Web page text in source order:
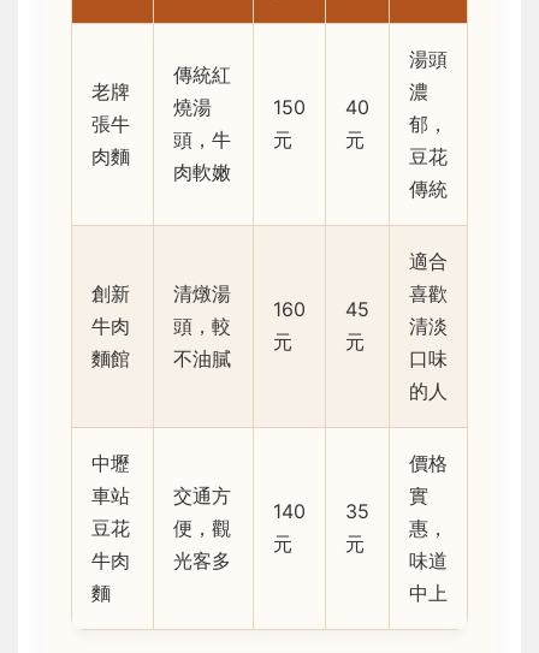
老牌
張牛
肉麵
傳統紅
燒湯
頭，牛
肉軟嫩
150
元
40
元
湯頭
濃
郁，
豆花
傳統
創新
牛肉
麵館
清燉湯
頭，較
不油膩
160
元
45
元
適合
喜歡
清淡
口味
的人
中壢
車站
豆花
牛肉
麵
交通方
便，觀
光客多
140
元
35
元
價格
實
惠，
味道
中上